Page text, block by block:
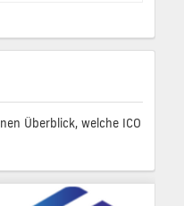
Überblick, welche ICO